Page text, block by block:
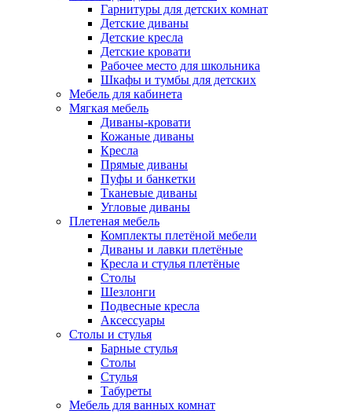
Гарнитуры для детских комнат
Детские диваны
Детские кресла
Детские кровати
Рабочее место для школьника
Шкафы и тумбы для детских
Мебель для кабинета
Мягкая мебель
Диваны-кровати
Кожаные диваны
Кресла
Прямые диваны
Пуфы и банкетки
Тканевые диваны
Угловые диваны
Плетеная мебель
Комплекты плетёной мебели
Диваны и лавки плетёные
Кресла и стулья плетёные
Столы
Шезлонги
Подвесные кресла
Аксессуары
Столы и стулья
Барные стулья
Столы
Стулья
Табуреты
Мебель для ванных комнат